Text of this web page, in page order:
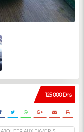
125 000 Dhs